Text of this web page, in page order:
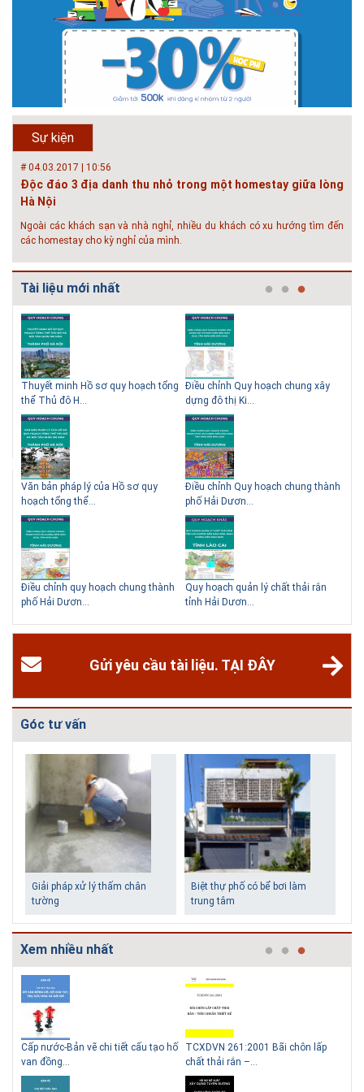
Sự kiện
toàn quốc đang triển khai hoặc khởi động các đề án về đô thị thông
minh. Vi...
# 23.06.2018 | 15:37
Hội thảo về sàn bê tông chất lượng cao tại Hà Nội và TP Hồ
Chí Minh
Hội thảo “Sàn bê tông chất lượng cao – công nghệ mới nhất tại Châu Âu
& Mỹ và các vấn đề áp dụng tại Việt Nam” được tổ chức bởi HOUSELINK
sẽ diễn ra vào 14h00 ngày 26/06/2018 tại Khách sạn Pan Pacific, Hà Nội
và ngày 28/...
# 04.03.2017 | 10:56
Độc đáo 3 địa danh thu nhỏ trong một homestay giữa lòng
Hà Nội
Ngoài các khách sạn và nhà nghỉ, nhiều du khách có xu hướng tìm đến
các homestay cho kỳ nghỉ của mình.
# 05.04.2025 | 17:16
Tuyển sinh 2025, Khoa kỹ thuật hạ tầng và môi trường đô thị
- Đại học Kiến trúc...
Thông tin tuyển sinh đại học 2025 Khoa kỹ thuật hạ tầng và môi trường
đô thị - Đại học Kiến trúc Hà Nội Tuyển sinh đại học với 280 chỉ tiêu, thời
gian đào tạo 4,5 năm
Tài liệu mới nhất
Thuyết minh Hồ sơ quy hoạch tổng
thể Thủ đô H...
Văn bản pháp lý của Hồ sơ quy
hoạch tổng thể...
Điều chỉnh quy hoạch chung thành
phố Hải Dươn...
Điều chỉnh Quy hoạch chung xây
dựng đô thị Ki...
Điều chỉnh Quy hoạch chung thành
phố Hải Dươn...
Quy hoạch quản lý chất thải rắn
tỉnh Hải Dươn...
Gửi yêu cầu tài liệu. TẠI ĐÂY
Góc tư vấn
Giải pháp xử lý thấm chân
tường
Biệt thự phố có bể bơi làm
trung tâm
Những ngôi nhà một tầng ít
tiền vẫn đẹp
Lý do nên sử dụng gạch block
Xem nhiều nhất
Cấp nước-Bản vẽ chi tiết cấu tạo hố
van đồng...
TCXDVN 261:2001 Bãi chôn lấp
chất thải rắn –...